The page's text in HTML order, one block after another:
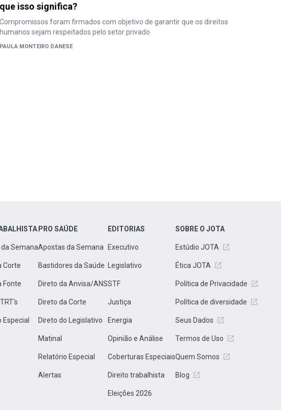
que isso significa?
Compromissos foram firmados com objetivo de garantir que os direitos
humanos sejam respeitados pelo setor privado
PAULA MONTEIRO DANESE
Semana
Corte
Fonte
Especial
PRO SAÚDE
Apostas da Semana
Bastidores da Saúde
Direto da Anvisa/ANS
Direto da Corte
Direto do Legislativo
Matinal
Relatório Especial
Alertas
EDITORIAS
Executivo
Legislativo
STF
Justiça
Energia
Opinião e Análise
Coberturas Especiais
Direito trabalhista
Eleições 2026
SOBRE O JOTA
Estúdio JOTA
Ética JOTA
Política de Privacidade
Política de diversidade
Seus Dados
Termos de Uso
Quem Somos
Blog